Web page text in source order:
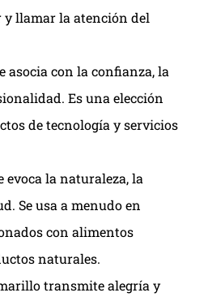
y llamar la atención del
asocia con la confianza, la
Es una elección
de tecnología y servicios
evoca la naturaleza, la
Se usa a menudo en
con alimentos
naturales.
transmite alegría y